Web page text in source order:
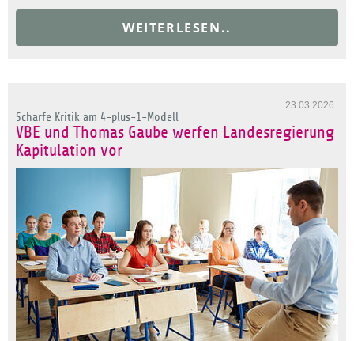
WEITERLESEN..
23.03.2026
Scharfe Kritik am 4-plus-1-Modell
VBE und Thomas Gaube werfen Landesregierung
Kapitulation vor